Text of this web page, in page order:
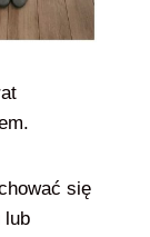
się
lub